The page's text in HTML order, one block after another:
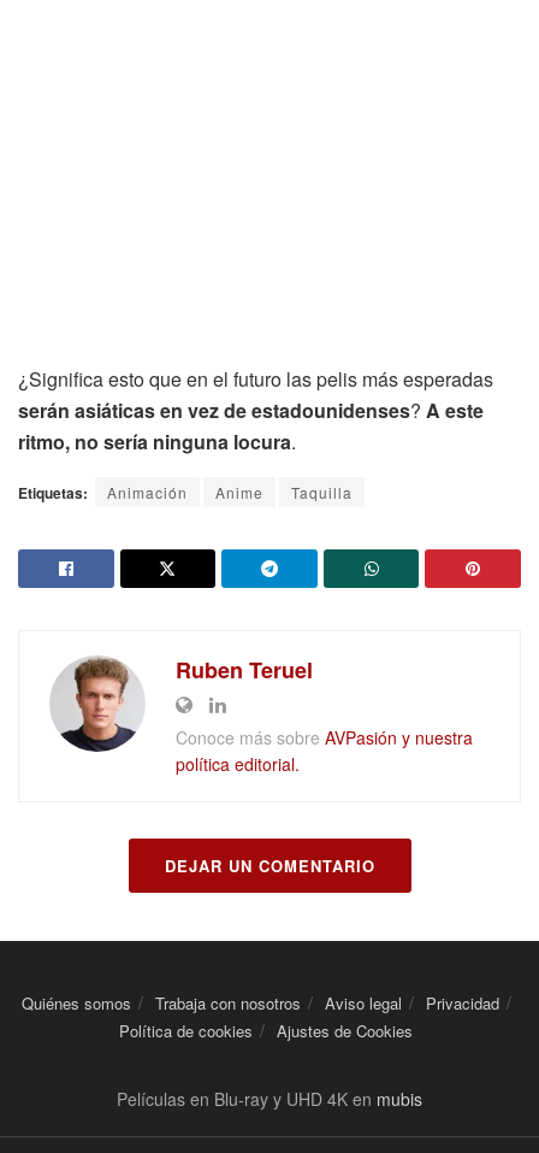
¿Significa esto que en el futuro las pelis más esperadas
serán asiáticas en vez de estadounidenses? A este
ritmo, no sería ninguna locura.
Etiquetas: Animación Anime Taquilla
Ruben Teruel
Conoce más sobre AVPasión y nuestra
política editorial.
DEJAR UN COMENTARIO
Quiénes somos Trabaja con nosotros Aviso legal
Privacidad
Política de cookies
Ajustes de Cookies
Películas en Blu-ray y UHD 4K en mubis